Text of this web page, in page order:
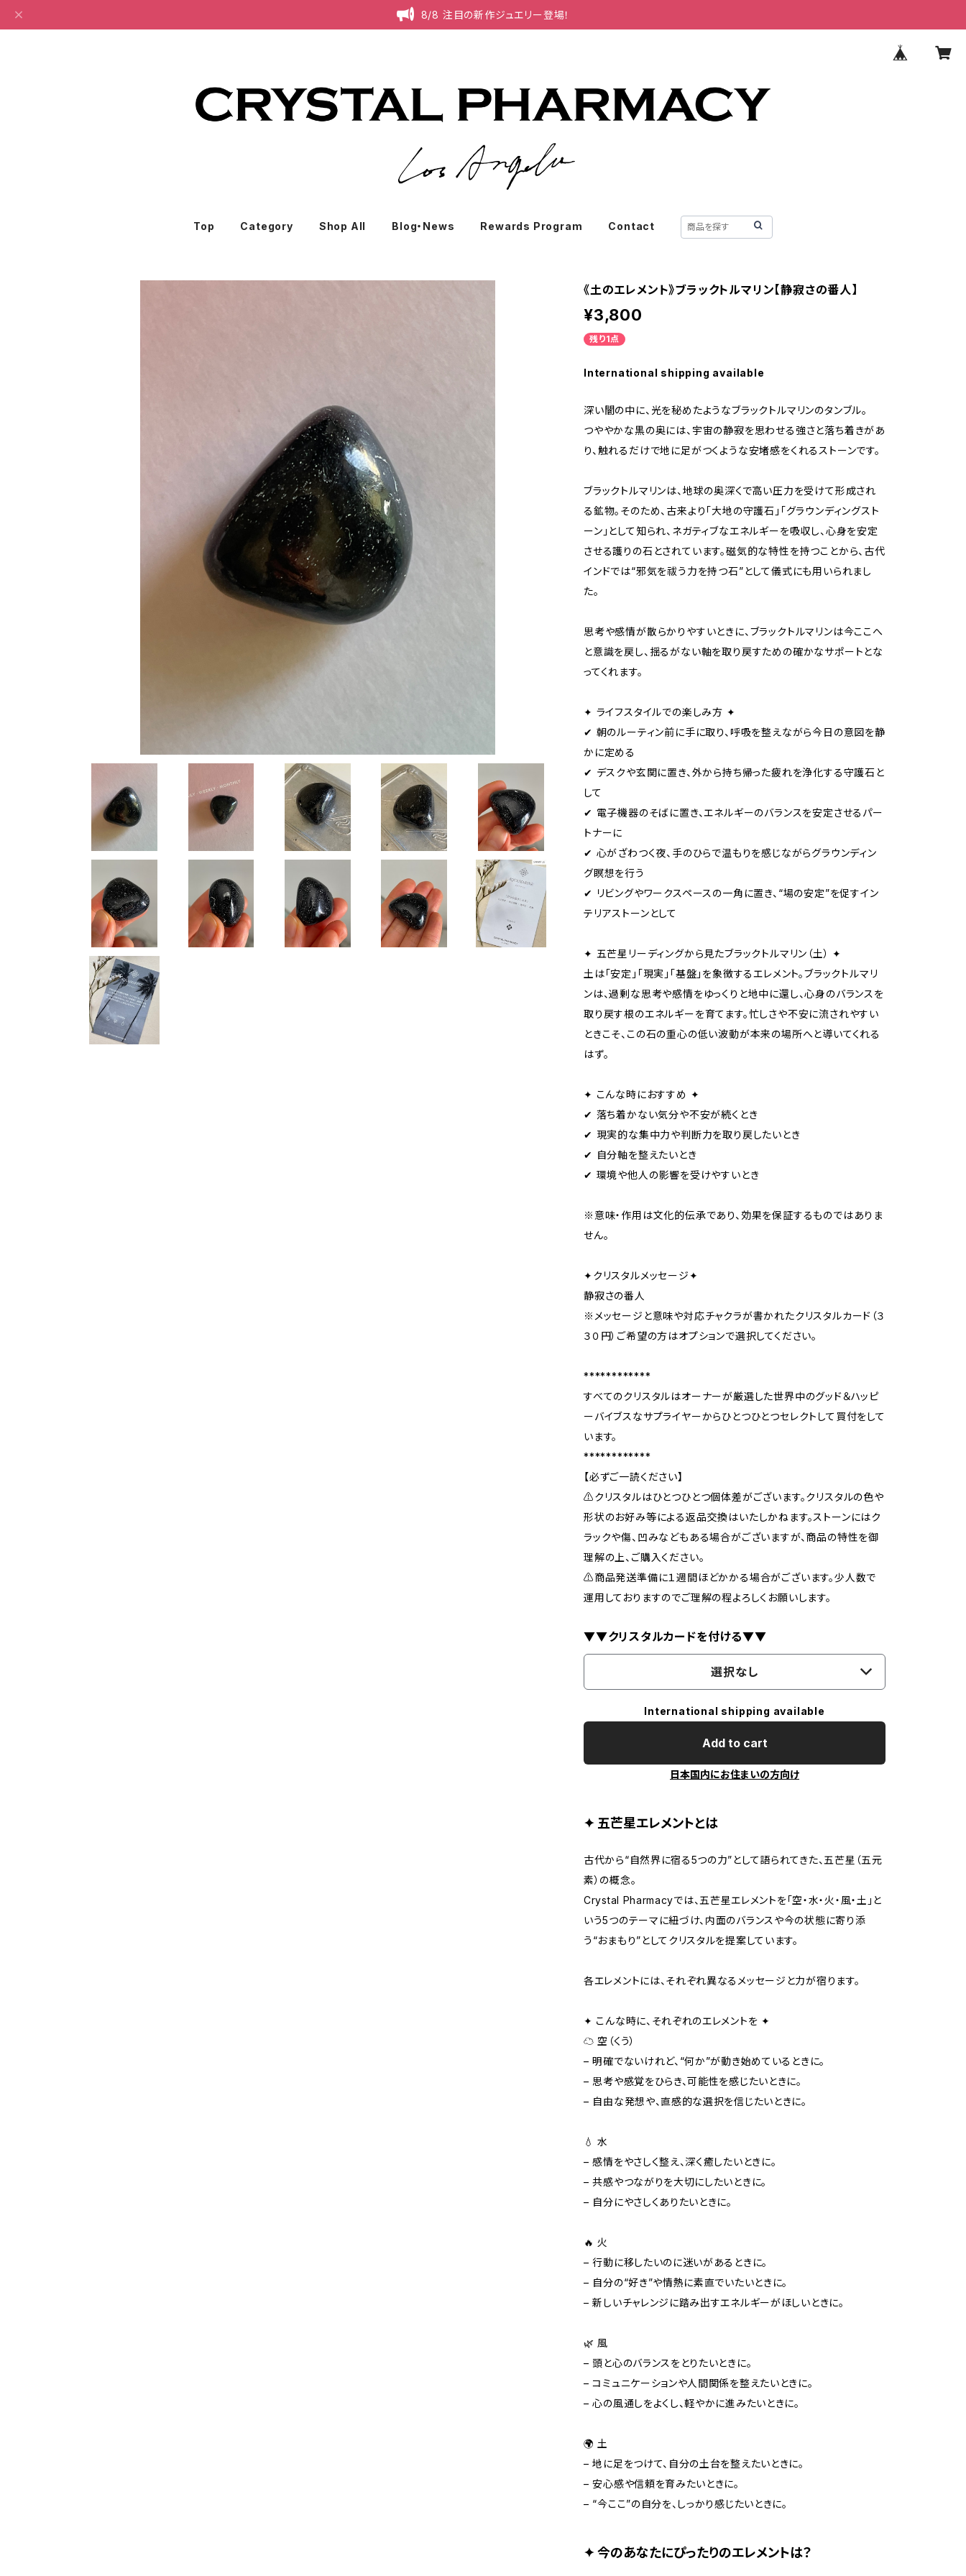
8/8 注目の新作ジュエリー登場！
Top Category Shop All Blog・News Rewards Program Contact
《土のエレメント》ブラックトルマリン【静寂さの番人】
¥3,800
残り1点
International shipping available
深い闇の中に、光を秘めたようなブラックトルマリンのタンブル。
つややかな黒の奥には、宇宙の静寂を思わせる強さと落ち着きがあ
り、触れるだけで地に足がつくような安堵感をくれるストーンです。
ブラックトルマリンは、地球の奥深くで高い圧力を受けて形成され
る鉱物。そのため、古来より「大地の守護石」「グラウンディングスト
ーン」として知られ、ネガティブなエネルギーを吸収し、心身を安定
させる護りの石とされています。磁気的な特性を持つことから、古代
インドでは“邪気を祓う力を持つ石”として儀式にも用いられまし
た。
思考や感情が散らかりやすいときに、ブラックトルマリンは今ここへ
と意識を戻し、揺るがない軸を取り戻すための確かなサポートとな
ってくれます。
✦ ライフスタイルでの楽しみ方 ✦
✔ 朝のルーティン前に手に取り、呼吸を整えながら今日の意図を静
かに定める
✔ デスクや玄関に置き、外から持ち帰った疲れを浄化する守護石と
して
✔ 電子機器のそばに置き、エネルギーのバランスを安定させるパー
トナーに
✔ 心がざわつく夜、手のひらで温もりを感じながらグラウンディン
グ瞑想を行う
✔ リビングやワークスペースの一角に置き、“場の安定”を促すイン
テリアストーンとして
✦ 五芒星リーディングから見たブラックトルマリン（土） ✦
土は「安定」「現実」「基盤」を象徴するエレメント。ブラックトルマリ
ンは、過剰な思考や感情をゆっくりと地中に還し、心身のバランスを
取り戻す根のエネルギーを育てます。忙しさや不安に流されやすい
ときこそ、この石の重心の低い波動が本来の場所へと導いてくれる
はず。
✦ こんな時におすすめ ✦
✔ 落ち着かない気分や不安が続くとき
✔ 現実的な集中力や判断力を取り戻したいとき
✔ 自分軸を整えたいとき
✔ 環境や他人の影響を受けやすいとき
※意味・作用は文化的伝承であり、効果を保証するものではありま
せん。
✦クリスタルメッセージ✦
静寂さの番人
※メッセージと意味や対応チャクラが書かれたクリスタルカード（３
３０円）ご希望の方はオプションで選択してください。
************
すべてのクリスタルはオーナーが厳選した世界中のグッド＆ハッピ
ーバイブスなサプライヤーからひとつひとつセレクトして買付をして
います。
************
【必ずご一読ください】
⚠️クリスタルはひとつひとつ個体差がございます。クリスタルの色や
形状のお好み等による返品交換はいたしかねます。ストーンにはク
ラックや傷、凹みなどもある場合がございますが、商品の特性を御
理解の上、ご購入ください。
⚠️商品発送準備に１週間ほどかかる場合がございます。少人数で
運用しておりますのでご理解の程よろしくお願いします。
▼▼クリスタルカードを付ける▼▼
選択なし
International shipping available
Add to cart
日本国内にお住まいの方向け
✦ 五芒星エレメントとは
古代から“自然界に宿る5つの力”として語られてきた、五芒星（五元
素）の概念。
Crystal Pharmacyでは、五芒星エレメントを「空・水・火・風・土」と
いう5つのテーマに紐づけ、内面のバランスや今の状態に寄り添
う“おまもり”としてクリスタルを提案しています。
各エレメントには、それぞれ異なるメッセージと力が宿ります。
✦ こんな時に、それぞれのエレメントを ✦
☁️ 空（くう）
– 明確でないけれど、“何か”が動き始めているときに。
– 思考や感覚をひらき、可能性を感じたいときに。
– 自由な発想や、直感的な選択を信じたいときに。
💧 水
– 感情をやさしく整え、深く癒したいときに。
– 共感やつながりを大切にしたいときに。
– 自分にやさしくありたいときに。
🔥 火
– 行動に移したいのに迷いがあるときに。
– 自分の“好き”や情熱に素直でいたいときに。
– 新しいチャレンジに踏み出すエネルギーがほしいときに。
🌿 風
– 頭と心のバランスをとりたいときに。
– コミュニケーションや人間関係を整えたいときに。
– 心の風通しをよくし、軽やかに進みたいときに。
🌍 土
– 地に足をつけて、自分の土台を整えたいときに。
– 安心感や信頼を育みたいときに。
– “今ここ”の自分を、しっかり感じたいときに。
✦ 今のあなたにぴったりのエレメントは？